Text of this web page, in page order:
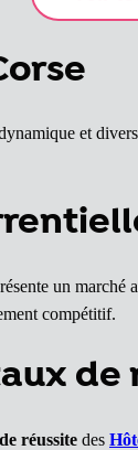
et
un marché
compétitif.
de
réussite des